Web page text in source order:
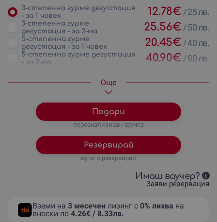
3-степенна гурме дегустация
- за 1 човек
12.78€ /25 лв.
3-степенна гурме
дегустация - за 2-ма
25.56€ /50 лв.
5-степенна гурме
дегустация - за 1 човек
20.45€ /40 лв.
5-степенна гурме дегустация
- за 2-ма
40.90€ /80 лв.
7-степенна гурме
Oще
Подари
персонализиран ваучер
Резервирай
купи и резервирай
Имаш ваучер?
Заяви резервация
Вземи на 3 месечен лизинг с 0% лихва на
вноски по 4.26€ / 8.33лв.